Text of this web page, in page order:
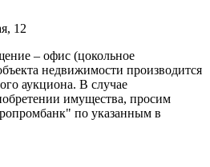
12
– офис (цокольное
недвижимости производится
аукциона. В случае
имущества, просим
по указанным в